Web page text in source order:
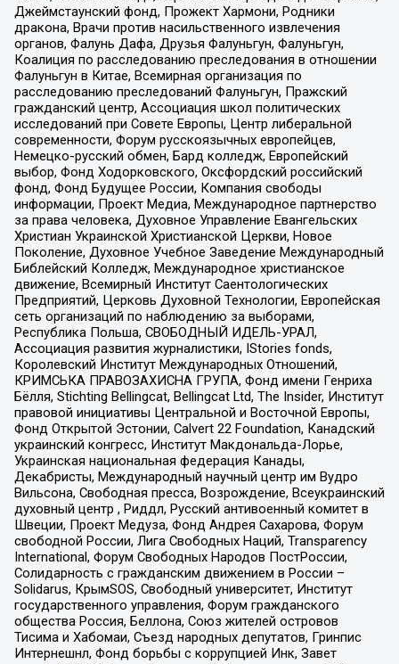
Джеймстаунский фонд, Прожект Хармони, Родники
дракона, Врачи против насильственного извлечения
органов, Фалунь Дафа, Друзья Фалуньгун, Фалуньгун,
Коалиция по расследованию преследования в отношении
Фалуньгун в Китае, Всемирная организация по
расследованию преследований Фалуньгун, Пражский
гражданский центр, Ассоциация школ политических
исследований при Совете Европы, Центр либеральной
современности, Форум русскоязычных европейцев,
Немецко-русский обмен, Бард колледж, Европейский
выбор, Фонд Ходорковского, Оксфордский российский
фонд, Фонд Будущее России, Компания свободы
информации, Проект Медиа, Международное партнерство
за права человека, Духовное Управление Евангельских
Христиан Украинской Христианской Церкви, Новое
Поколение, Духовное Учебное Заведение Международный
Библейский Колледж, Международное христианское
движение, Всемирный Институт Саентологических
Предприятий, Церковь Духовной Технологии, Европейская
сеть организаций по наблюдению за выборами,
Республика Польша, СВОБОДНЫЙ ИДЕЛЬ-УРАЛ,
Ассоциация развития журналистики, IStories fonds,
Королевский Институт Международных Отношений,
КРИМСЬКА ПРАВОЗАХИСНА ГРУПА, Фонд имени Генриха
Бёлля, Stichting Bellingcat, Bellingcat Ltd, The Insider, Институт
правовой инициативы Центральной и Восточной Европы,
Фонд Открытой Эстонии, Calvert 22 Foundation, Канадский
украинский конгресс, Институт Макдональда-Лорье,
Украинская национальная федерация Канады,
Декабристы, Международный научный центр им Вудро
Вильсона, Свободная пресса, Возрождение, Всеукраинский
духовный центр , Риддл, Русский антивоенный комитет в
Швеции, Проект Медуза, Фонд Андрея Сахарова, Форум
свободной России, Лига Свободных Наций, Transparеncy
International, Форум Свободных Народов ПостРоссии,
Солидарность с гражданским движением в России –
Solidarus, КрымSOS, Свободный университет, Институт
государственного управления, Форум гражданского
общества Россия, Беллона, Союз жителей островов
Тисима и Хабомаи, Съезд народных депутатов, Гринпис
Интернешнл, Фонд борьбы с коррупцией Инк, Завет